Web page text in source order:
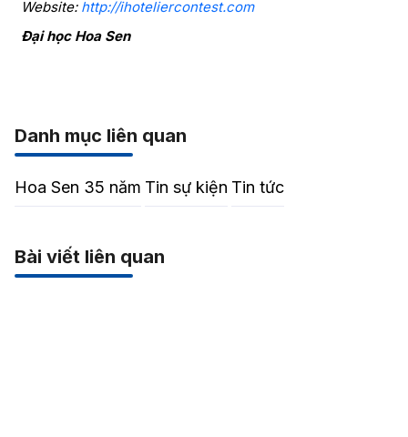
Website: http://ihoteliercontest.com
Đại học Hoa Sen
Danh mục liên quan
Hoa Sen 35 năm Tin sự kiện Tin tức
Bài viết liên quan